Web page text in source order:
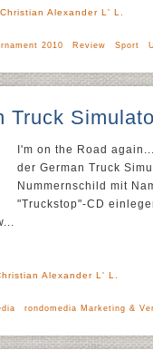
Alexander L' L.
2010 Review Sport
Truck
I'm on the Road
der German Truck
Nummernschild mit
"Truckstop"-CD
Alexander L' L.
rondomedia Marketing &